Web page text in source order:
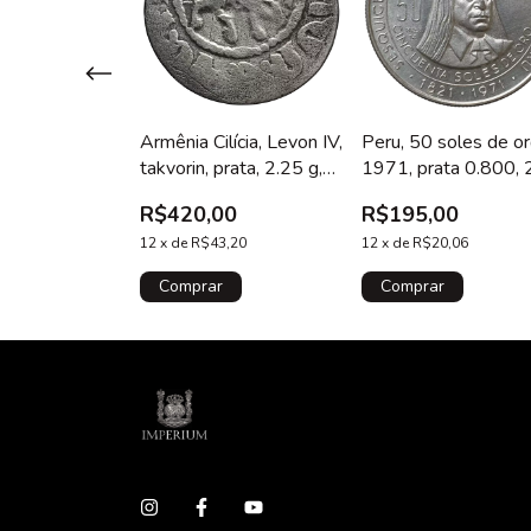
Armênia Cilícia, Levon IV,
takvorin, prata, 2.25 g,
1320 a 1342 d.C.
R$420,00
12x de R$43,20
Peru, 50 soles de
1971, prata 0.800,
150 anos da
independência, Tupac
Amaru
R$195,00
12 x de R$20,06